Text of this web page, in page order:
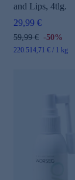
and Lips, 4tlg.
29,99 €
59,99 € -50%
220.514,71 € / 1 kg